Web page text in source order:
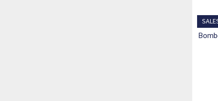
bomber τζάκετ με υδρόφοβη τεχνολογία